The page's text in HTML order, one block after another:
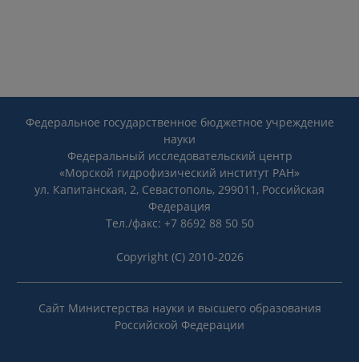
Федеральное государственное бюджетное учреждение
науки
Федеральный исследовательский центр
«Морской гидрофизический институт РАН»
ул. Капитанская, 2, Севастополь, 299011, Российская
Федерация
Тел./факс: +7 8692 88 50 50
Copyright (C) 2010-2026
Сайт Министерства науки и высшего образования
Российской Федерации